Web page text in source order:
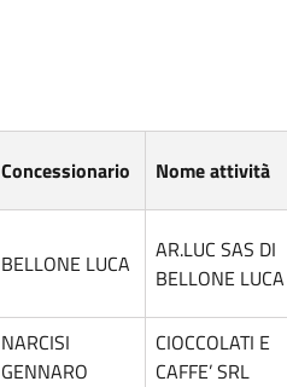
Concessionario Nome attività
BELLONE LUCA
AR.LUC SAS DI
BELLONE LUCA
NARCISI
GENNARO
CIOCCOLATI E
CAFFE’ SRL